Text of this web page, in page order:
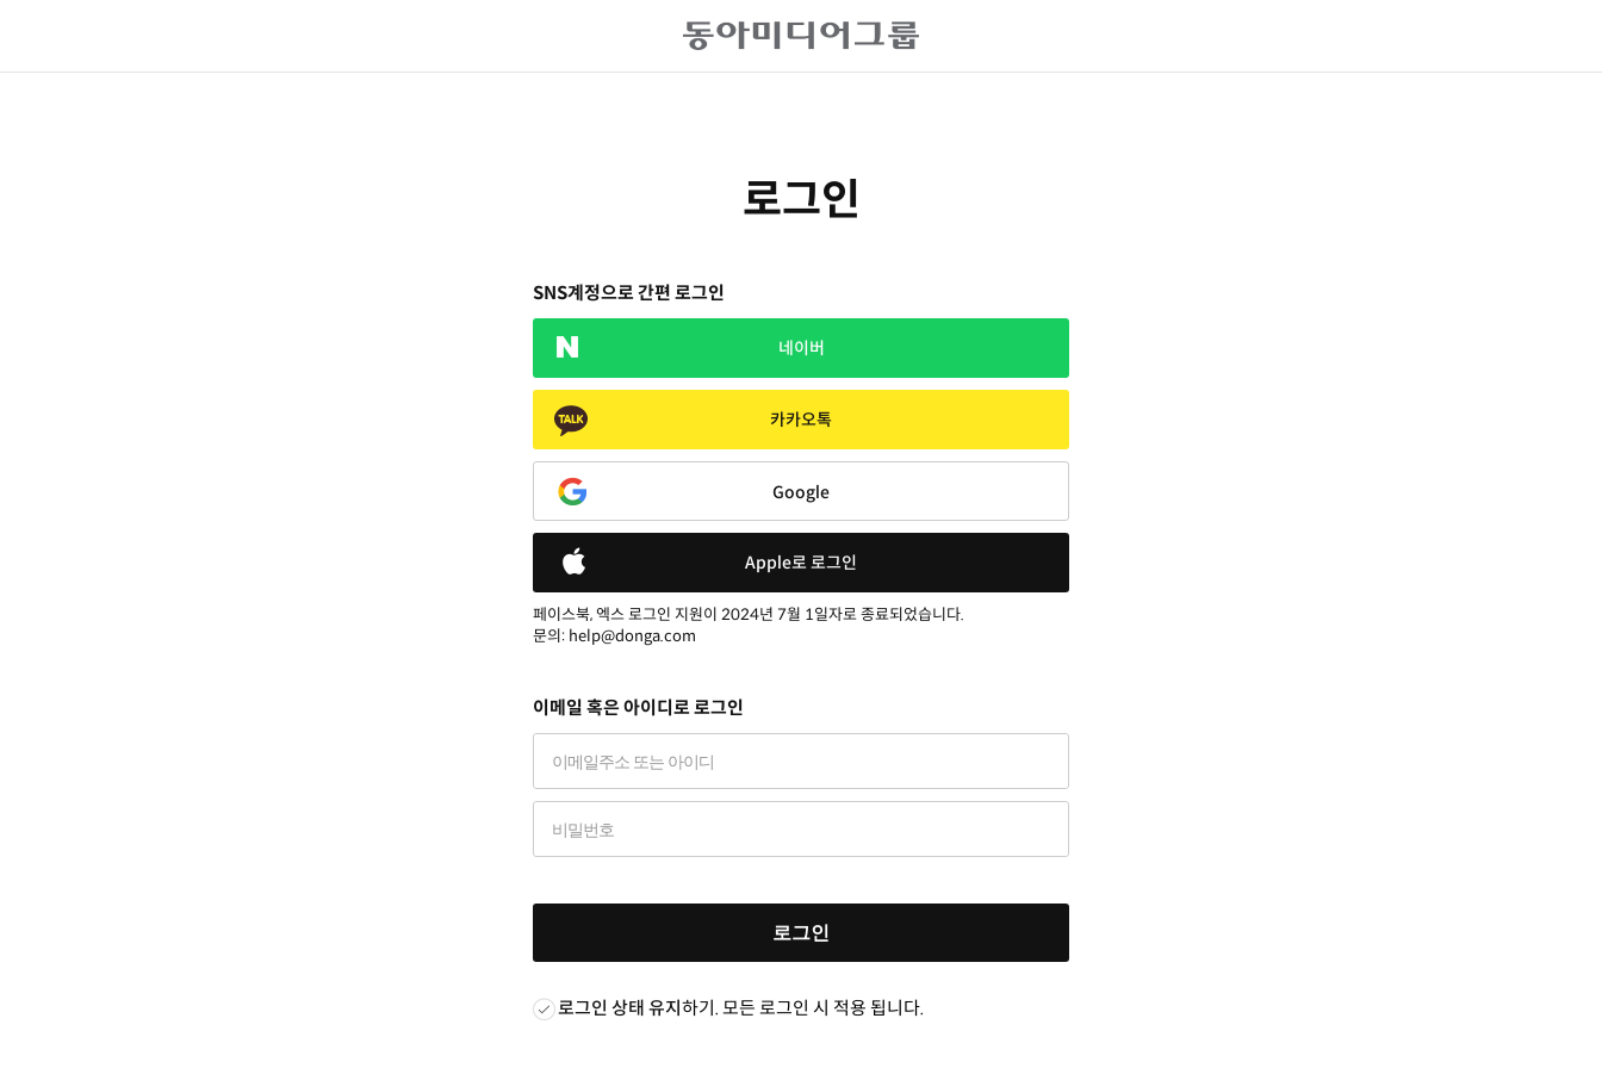
로그인
SNS계정으로 간편 로그인
네이버
카카오톡
Google
Apple로 로그인
페이스북, 엑스 로그인 지원이 2024년 7월 1일자로 종료되었습니다.
문의: help@donga.com
이메일 혹은 아이디로 로그인
로그인
로그인 상태 유지하기. 모든 로그인 시 적용 됩니다.